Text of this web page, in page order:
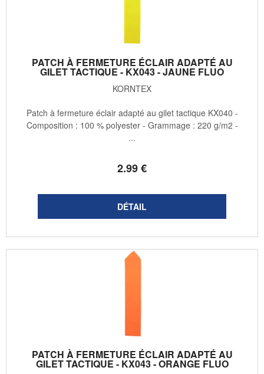
PATCH À FERMETURE ÉCLAIR ADAPTÉ AU
GILET TACTIQUE - KX043 - JAUNE FLUO
KORNTEX
2.99€
Patch à fermeture éclair adapté au gilet tactique KX040 -
Composition : 100 % polyester - Grammage : 220 g/m2 -
...
PATCH À FERMETURE ÉCLAIR ADAPTÉ AU
GILET TACTIQUE - KX043 - ORANGE FLUO